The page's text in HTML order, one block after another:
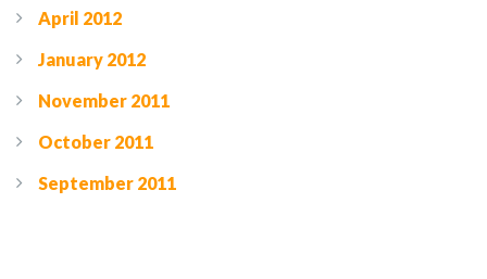
April 2012
January 2012
November 2011
October 2011
September 2011